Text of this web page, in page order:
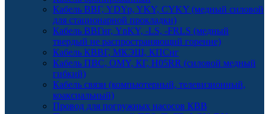
Кабель ВВГ, YDYp, YKY, CYKY (медный силовой
для стационарной прокладки)
Кабель ВВГнг, YnKY, -LS, -FRLS (медный
твердый не распространяющий горение)
Кабель КВВГ, МКЭШ, КПСнг
Кабель ПВС, OMY, КГ, H05RR (силовой медный
гибкий)
Кабель связи (компьютерный, телевизионный,
коаксиальный)
Провод для погружных насосов КВВ